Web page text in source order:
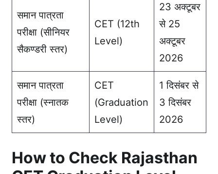
समान पात्रता
परीक्षा (सीनियर
सैकण्डरी स्तर)
CET (12th
Level)
23 अक्टूबर
से 25
अक्टूबर
2026
समान पात्रता
परीक्षा (स्नातक
स्तर)
CET
(Graduation
Level)
1 दिसंबर से
3 दिसंबर
2026
How to Check Rajasthan